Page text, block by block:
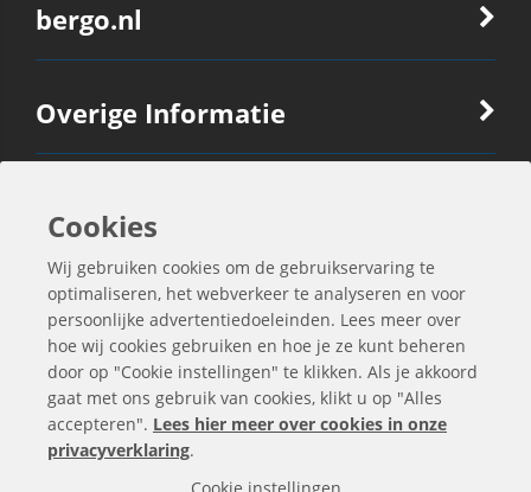
bergo.nl
Overige Informatie
Ook Interessant
Contactgegevens
Cookies
Wij gebruiken cookies om de gebruikservaring te
optimaliseren, het webverkeer te analyseren en voor
persoonlijke advertentiedoeleinden. Lees meer over
hoe wij cookies gebruiken en hoe je ze kunt beheren
door op "Cookie instellingen" te klikken. Als je akkoord
gaat met ons gebruik van cookies, klikt u op "Alles
accepteren". Lees hier meer over cookies in onze
privacyverklaring.